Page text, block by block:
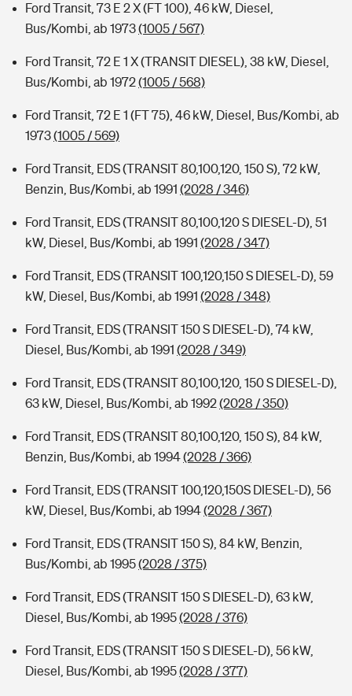
Ford Transit, 73 E 2 X (FT 100), 46 kW, Diesel,
Bus/Kombi, ab 1973(1005 / 567)
Ford Transit, 72 E 1 X (TRANSIT DIESEL), 38 kW, Diesel,
Bus/Kombi, ab 1972(1005 / 568)
Ford Transit, 72 E 1 (FT 75), 46 kW, Diesel, Bus/Kombi, ab
1973(1005 / 569)
Ford Transit, EDS (TRANSIT 80,100,120, 150 S), 72 kW,
Benzin, Bus/Kombi, ab 1991 (2028 / 346)
Ford Transit, EDS (TRANSIT 80,100,120 S DIESEL-D), 51
kW, Diesel, Bus/Kombi, ab 1991 (2028 / 347)
Ford Transit, EDS (TRANSIT 100,120,150 S DIESEL-D), 59
kW, Diesel, Bus/Kombi, ab 1991 (2028 / 348)
Ford Transit, EDS (TRANSIT 150 S DIESEL-D), 74 kW,
Diesel, Bus/Kombi, ab 1991 (2028 / 349)
Ford Transit, EDS (TRANSIT 80,100,120, 150 S DIESEL-D),
63 kW, Diesel, Bus/Kombi, ab 1992(2028 / 350)
Ford Transit, EDS (TRANSIT 80,100,120, 150 S), 84 kW,
Benzin, Bus/Kombi, ab 1994(2028 / 366)
Ford Transit, EDS (TRANSIT 100,120,150S DIESEL-D), 56
kW, Diesel, Bus/Kombi, ab 1994(2028 / 367)
Ford Transit, EDS (TRANSIT 150 S), 84 kW, Benzin,
Bus/Kombi, ab 1995(2028 / 375)
Ford Transit, EDS (TRANSIT 150 S DIESEL-D), 63 kW,
Diesel, Bus/Kombi, ab 1995(2028 / 376)
Ford Transit, EDS (TRANSIT 150 S DIESEL-D), 56 kW,
Diesel, Bus/Kombi, ab 1995(2028 / 377)